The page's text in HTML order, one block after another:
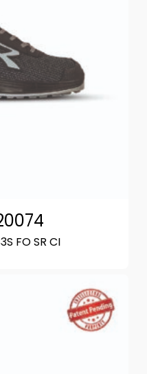
FO SR CI